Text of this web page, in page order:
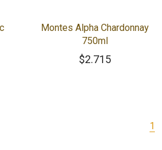
Montes Alpha Chardonnay
750ml
$2.715
1